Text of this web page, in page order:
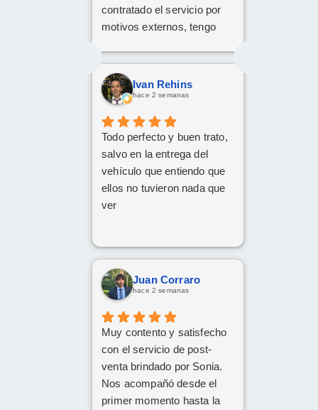
contratado el servicio por
motivos externos, tengo
decido dar el paso, volveré
a ponerme en sus manos
sin dudarlo. Da gusto
atentas, profesionales y
cercanas. ¡Muchísimas
gracias por todo!
Ivan Rehins
hace 2 semanas
Todo perfecto y buen trato,
salvo en la entrega del
vehículo que entiendo que
ellos no tuvieron nada que
ver
Juan Corraro
hace 2 semanas
Muy contento y satisfecho
con el servicio de post-
venta brindado por Sonia.
Nos acompañó desde el
primer momento hasta la